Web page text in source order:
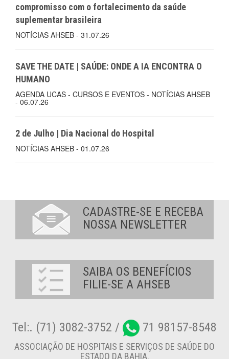
compromisso com o fortalecimento da saúde
suplementar brasileira
NOTÍCIAS AHSEB - 31.07.26
SAVE THE DATE | SAÚDE: ONDE A IA ENCONTRA O
HUMANO
AGENDA UCAS - CURSOS E EVENTOS - NOTÍCIAS AHSEB
- 06.07.26
2 de Julho | Dia Nacional do Hospital
NOTÍCIAS AHSEB - 01.07.26
CADASTRE-SE E RECEBA
NOSSA NEWSLETTER
SAIBA OS BENEFÍCIOS
FILIE-SE A AHSEB
Tel:. (71) 3082-3752 / 71 98157-8548
ASSOCIAÇÃO DE HOSPITAIS E SERVIÇOS DE SAÚDE DO
ESTADO DA BAHIA.